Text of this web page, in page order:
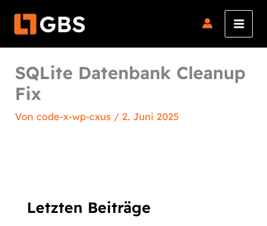
Inhalt
SQLite Datenbank Cleanup
Fix
Voncode-x-wp-cxus / 2. Juni 2025
Letzten Beiträge